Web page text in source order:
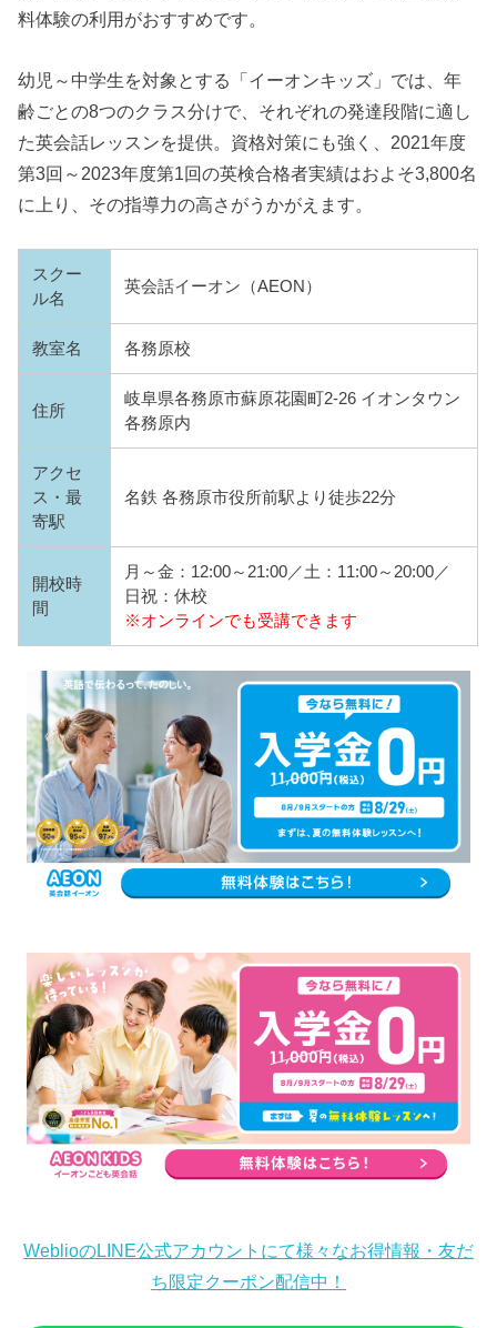
料体験の利用がおすすめです。
幼児～中学生を対象とする「イーオンキッズ」では、年
齢ごとの8つのクラス分けで、それぞれの発達段階に適し
た英会話レッスンを提供。資格対策にも強く、2021年度
第3回～2023年度第1回の英検合格者実績はおよそ3,800名
に上り、その指導力の高さがうかがえます。
スクー
ル名
英会話イーオン（AEON）
教室名 各務原校
住所
岐阜県各務原市蘇原花園町2-26 イオンタウン
各務原内
アクセ
ス・最
寄駅
名鉄 各務原市役所前駅より徒歩22分
開校時
間
月～金：12:00～21:00／土：11:00～20:00／
日祝：休校
※オンラインでも受講できます
WeblioのLINE公式アカウントにて様々なお得情報・友だ
ち限定クーポン配信中！